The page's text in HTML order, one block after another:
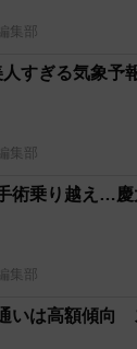
集部
人すぎる気象
集部
術乗り越え…
集部
いは高額傾向